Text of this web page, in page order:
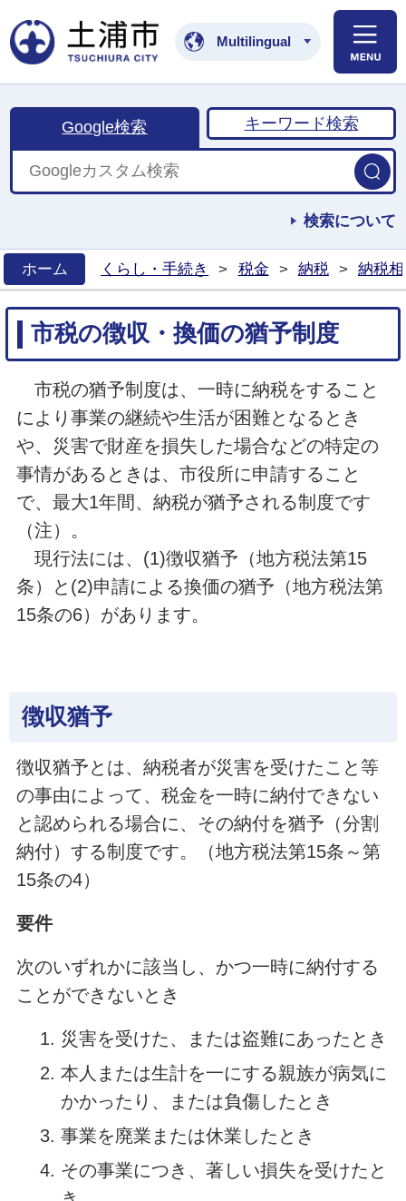
土浦市公式ホームペ
Multilingual
Google検索 キーワード検索
検索について
ホーム
くらし・手続き > 税金 > 納税 > 納税
市税の徴収・換価の猶予制度
市税の猶予制度は、一時に納税をすること
により事業の継続や生活が困難となるとき
や、災害で財産を損失した場合などの特定の
事情があるときは、市役所に申請すること
で、最大1年間、納税が猶予される制度です
（注）。
現行法には、(1)徴収猶予（地方税法第15
条）と(2)申請による換価の猶予（地方税法第
15条の6）があります。
徴収猶予
徴収猶予とは、納税者が災害を受けたこと等
の事由によって、税金を一時に納付できない
と認められる場合に、その納付を猶予（分割
納付）する制度です。（地方税法第15条～第
15条の4）
要件
次のいずれかに該当し、かつ一時に納付する
ことができないとき
災害を受けた、または盗難にあったとき
本人または生計を一にする親族が病気に
かかったり、または負傷したとき
事業を廃業または休業したとき
その事業につき、著しい損失を受けたと